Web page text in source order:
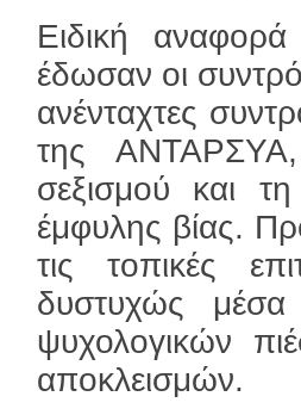
Ειδική
έδωσαν οι
ανένταχτες
της ΑΝΤΑΡΣΥΑ,
σεξισμού και
έμφυλης βίας.
τις τοπικές
δυστυχώς μέσα
ψυχολογικών
αποκλεισμών.